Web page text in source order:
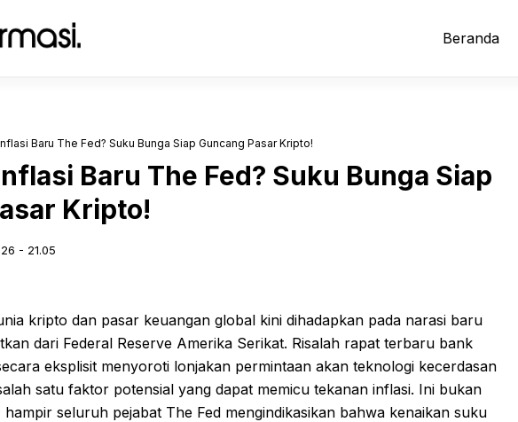
Beranda
Baru The Fed? Suku Bunga Siap Guncang Pasar Kripto!
Baru The Fed? Suku Bunga Siap
Kripto!
- 21.05
kripto dan pasar keuangan global kini dihadapkan pada narasi baru
dari Federal Reserve Amerika Serikat. Risalah rapat terbaru bank
eksplisit menyoroti lonjakan permintaan akan teknologi kecerdasan
satu faktor potensial yang dapat memicu tekanan inflasi. Ini bukan
seluruh pejabat The Fed mengindikasikan bahwa kenaikan suku